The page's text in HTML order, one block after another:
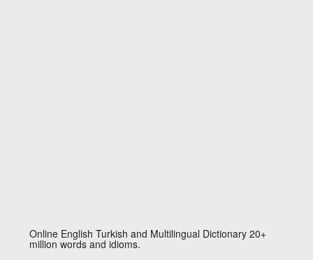
Online English Turkish and Multilingual Dictionary 20+
million words and idioms.